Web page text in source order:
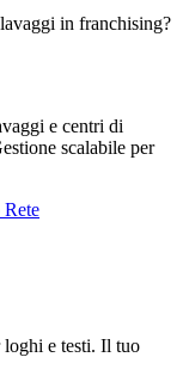
in franchising?
e centri di
scalabile per
loghi e testi. Il tuo